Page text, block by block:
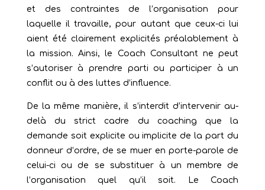
et des contraintes de l’organisation pour
laquelle il travaille, pour autant que ceux-ci lui
aient été clairement explicités préalablement à
la mission. Ainsi, le Coach Consultant ne peut
s’autoriser à prendre parti ou participer à un
conflit ou à des luttes d’influence.
De la même manière, il s’interdit d’intervenir au-
delà du strict cadre du coaching que la
demande soit explicite ou implicite de la part du
donneur d’ordre, de se muer en porte-parole de
celui-ci ou de se substituer à un membre de
l’organisation quel qu’il soit. Le Coach